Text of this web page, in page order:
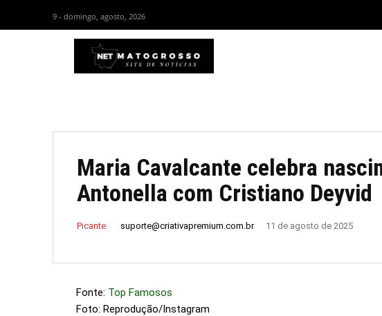
9 - domingo, agosto, 2026
Maria Cavalcante celebra
Antonella com Cristiano Deyvid
Picante suporte@criativapremium.com.br 11 de agosto de 2025
Fonte: Top Famosos
Foto: Reprodução/Instagram